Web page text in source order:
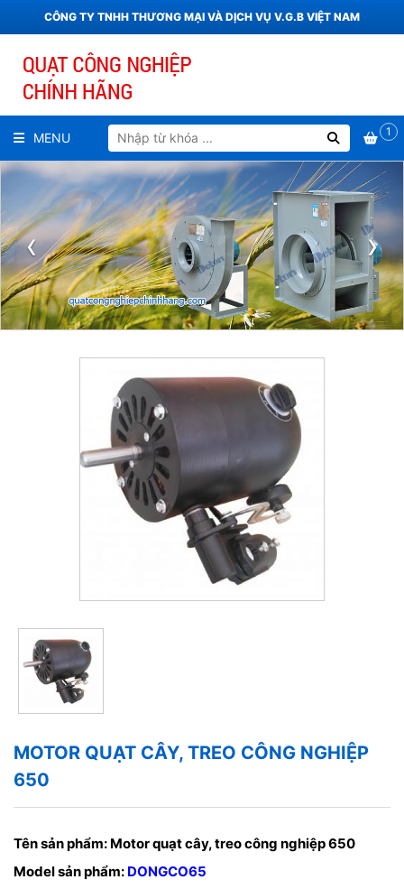
CÔNG TY TNHH THƯƠNG MẠI VÀ DỊCH VỤ V.G.B VIỆT NAM
MENU 1
‹ ›
MOTOR QUẠT CÂY, TREO CÔNG NGHIỆP
650
Tên sản phẩm: Motor quạt cây, treo công nghiệp 650
Model sản phẩm: DONGCO65